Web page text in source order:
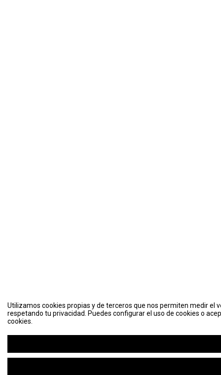
Utilizamos cookies propias y de terceros que nos permiten medir el
respetando tu privacidad. Puedes configurar el uso de cookies o
cookies.